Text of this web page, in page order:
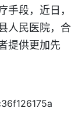
手段，近日，
人民医院，合
提供更加先